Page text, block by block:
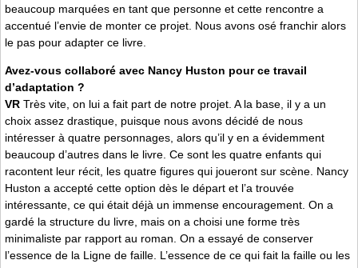
beaucoup marquées en tant que personne et cette rencontre a
accentué l’envie de monter ce projet. Nous avons osé franchir alors
le pas pour adapter ce livre.
Avez-vous collaboré avec Nancy Huston pour ce travail
d’adaptation ?
VR Très vite, on lui a fait part de notre projet. A la base, il y a un
choix assez drastique, puisque nous avons décidé de nous
intéresser à quatre personnages, alors qu’il y en a évidemment
beaucoup d’autres dans le livre. Ce sont les quatre enfants qui
racontent leur récit, les quatre figures qui joueront sur scène. Nancy
Huston a accepté cette option dès le départ et l’a trouvée
intéressante, ce qui était déjà un immense encouragement. On a
gardé la structure du livre, mais on a choisi une forme très
minimaliste par rapport au roman. On a essayé de conserver
l’essence de la Ligne de faille. L’essence de ce qui fait la faille ou les